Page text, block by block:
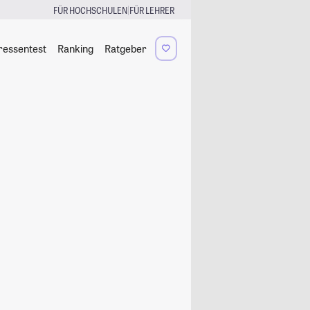
FÜR HOCHSCHULEN|FÜR LEHRER
Ranking Ratgeber